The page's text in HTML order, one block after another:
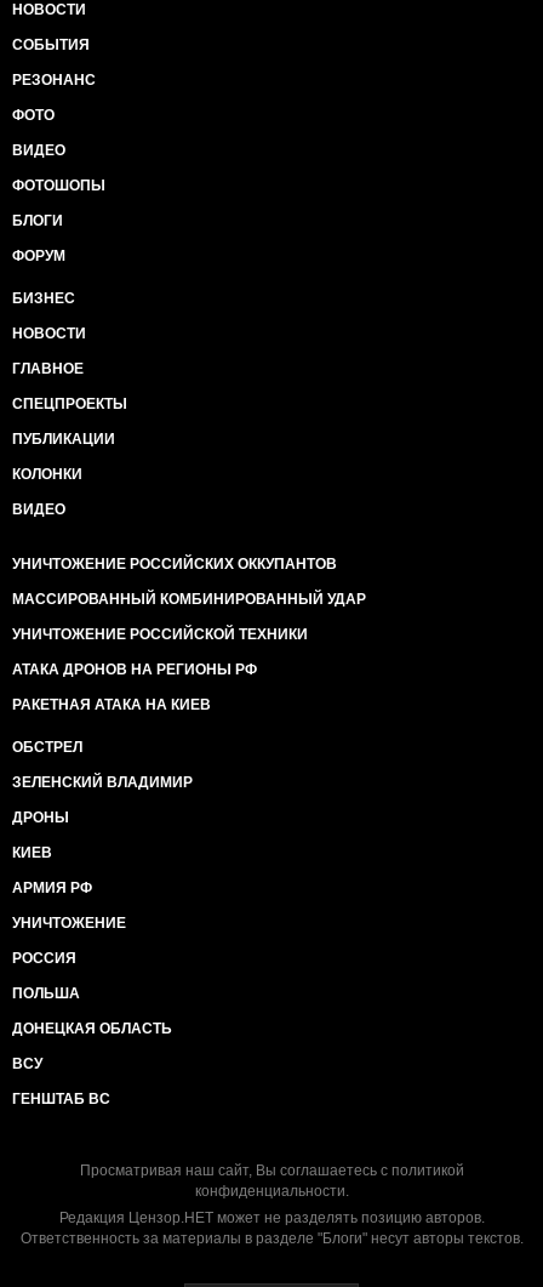
НОВОСТИ
СОБЫТИЯ
РЕЗОНАНС
ФОТО
ВИДЕО
ФОТОШОПЫ
БЛОГИ
ФОРУМ
БИЗНЕС
НОВОСТИ
ГЛАВНОЕ
СПЕЦПРОЕКТЫ
ПУБЛИКАЦИИ
КОЛОНКИ
ВИДЕО
УНИЧТОЖЕНИЕ РОССИЙСКИХ ОККУПАНТОВ
МАССИРОВАННЫЙ КОМБИНИРОВАННЫЙ УДАР
УНИЧТОЖЕНИЕ РОССИЙСКОЙ ТЕХНИКИ
АТАКА ДРОНОВ НА РЕГИОНЫ РФ
РАКЕТНАЯ АТАКА НА КИЕВ
ОБСТРЕЛ
ЗЕЛЕНСКИЙ ВЛАДИМИР
ДРОНЫ
КИЕВ
АРМИЯ РФ
УНИЧТОЖЕНИЕ
РОССИЯ
ПОЛЬША
ДОНЕЦКАЯ ОБЛАСТЬ
ВСУ
ГЕНШТАБ ВС
Просматривая наш сайт, Вы соглашаетесь с политикой
конфиденциальности.
Редакция Цензор.НЕТ может не разделять позицию авторов.
Ответственность за материалы в разделе "Блоги" несут авторы текстов.